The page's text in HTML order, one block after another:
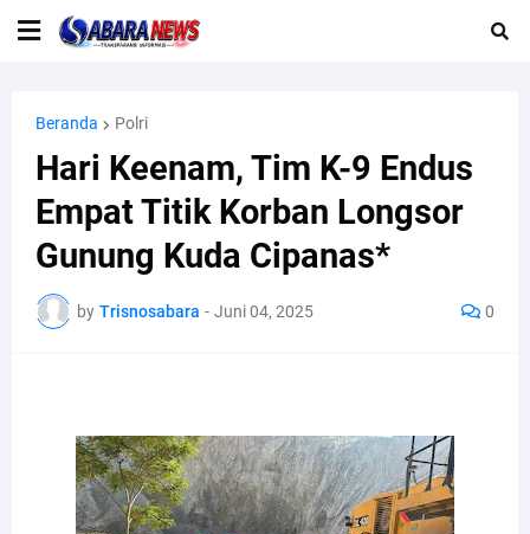
Beranda Polri
Hari Keenam, Tim K-9 Endus
Empat Titik Korban Longsor
Gunung Kuda Cipanas*
by Trisnosabara - Juni 04, 2025 0